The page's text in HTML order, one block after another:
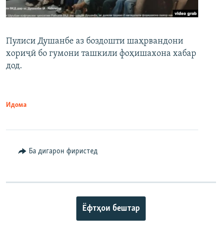
Пулиси Душанбе аз боздошти шаҳрвандони
хориҷӣ бо гумони ташкили фоҳишахона хабар
дод.
Идома
Ба дигарон фиристед
Ёфтҳои бештар